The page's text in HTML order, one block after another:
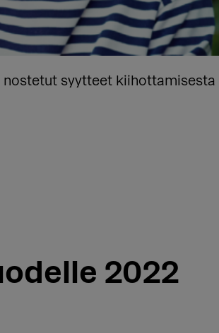
nostetut syytteet kiihottamisesta
2022